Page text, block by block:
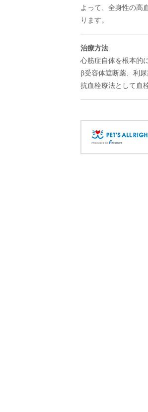
よって、全身性の高
ります。
治療方法
心筋症自体を根本的
β受容体遮断薬、利
抗血栓療法として血